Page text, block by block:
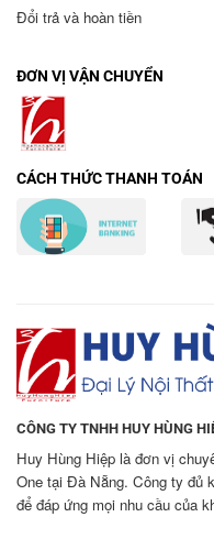
Đổi trả và hoàn tiền
ĐƠN VỊ VẬN CHUYỂN
CÁCH THỨC THANH TOÁN
CÔNG TY TNHH HUY HÙNG
Huy Hùng Hiệp là đơn vị
One tại Đà Nẵng. Công ty đủ
để đáp ứng mọi nhu cầu của